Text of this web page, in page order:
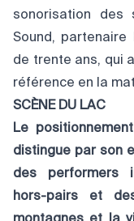
sonorisation des
Sound,
de trente ans, qui
référence en la
SCÈNE DU LAC
Le
distingue par son
des performers
hors-pairs et